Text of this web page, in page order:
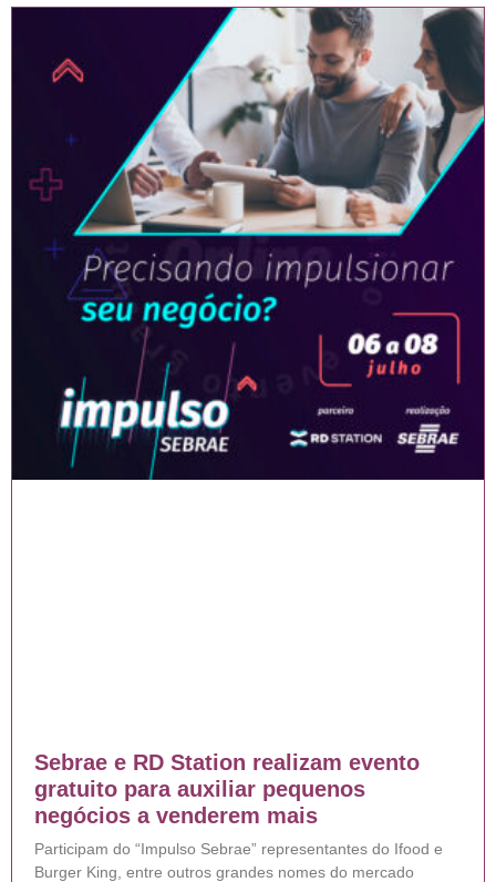
Sebrae e RD Station realizam evento
gratuito para auxiliar pequenos
negócios a venderem mais
Participam do “Impulso Sebrae” representantes do Ifood e
Burger King, entre outros grandes nomes do mercado